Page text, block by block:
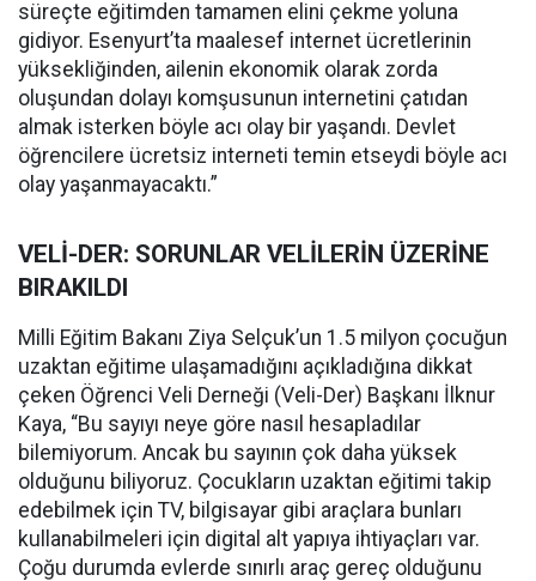
süreçte eğitimden tamamen elini çekme yoluna
gidiyor. Esenyurt’ta maalesef internet ücretlerinin
yüksekliğinden, ailenin ekonomik olarak zorda
oluşundan dolayı komşusunun internetini çatıdan
almak isterken böyle acı olay bir yaşandı. Devlet
öğrencilere ücretsiz interneti temin etseydi böyle acı
olay yaşanmayacaktı.”
VELİ-DER: SORUNLAR VELİLERİN ÜZERİNE
BIRAKILDI
Milli Eğitim Bakanı Ziya Selçuk’un 1.5 milyon çocuğun
uzaktan eğitime ulaşamadığını açıkladığına dikkat
çeken Öğrenci Veli Derneği (Veli-Der) Başkanı İlknur
Kaya, “Bu sayıyı neye göre nasıl hesapladılar
bilemiyorum. Ancak bu sayının çok daha yüksek
olduğunu biliyoruz. Çocukların uzaktan eğitimi takip
edebilmek için TV, bilgisayar gibi araçlara bunları
kullanabilmeleri için digital alt yapıya ihtiyaçları var.
Çoğu durumda evlerde sınırlı araç gereç olduğunu